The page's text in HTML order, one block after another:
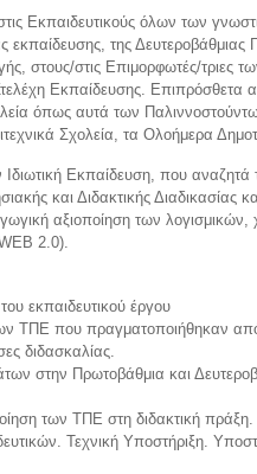
Εκπαιδευτικούς όλων των
της Δευτεροβάθμιας
στους/στις Επιμορφωτές/τριες
Εκπαίδευσης. Επιπρόσθετα
όπως αυτά των
Σχολεία, τα Ολοήμερα
Εκπαίδευση, που αναζητά
και Διδακτικής Διαδικασίας
αξιοποίηση των λογισμικών,
2.0).
εκπαιδευτικού έργου
ΤΠΕ που πραγματοποιήθηκαν από
διδασκαλίας.
στην Πρωτοβάθμια και
των ΤΠΕ στη διδακτική πράξη.
Τεχνική Υποστήριξη.